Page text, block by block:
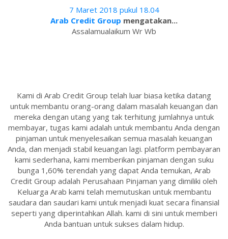
7 Maret 2018 pukul 18.04
Arab Credit Group mengatakan...
Assalamualaikum Wr Wb
Kami di Arab Credit Group telah luar biasa ketika datang
untuk membantu orang-orang dalam masalah keuangan dan
mereka dengan utang yang tak terhitung jumlahnya untuk
membayar, tugas kami adalah untuk membantu Anda dengan
pinjaman untuk menyelesaikan semua masalah keuangan
Anda, dan menjadi stabil keuangan lagi. platform pembayaran
kami sederhana, kami memberikan pinjaman dengan suku
bunga 1,60% terendah yang dapat Anda temukan, Arab
Credit Group adalah Perusahaan Pinjaman yang dimiliki oleh
Keluarga Arab kami telah memutuskan untuk membantu
saudara dan saudari kami untuk menjadi kuat secara finansial
seperti yang diperintahkan Allah. kami di sini untuk memberi
Anda bantuan untuk sukses dalam hidup.